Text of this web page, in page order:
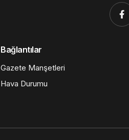
Bağlantılar
Gazete Manşetleri
Hava Durumu